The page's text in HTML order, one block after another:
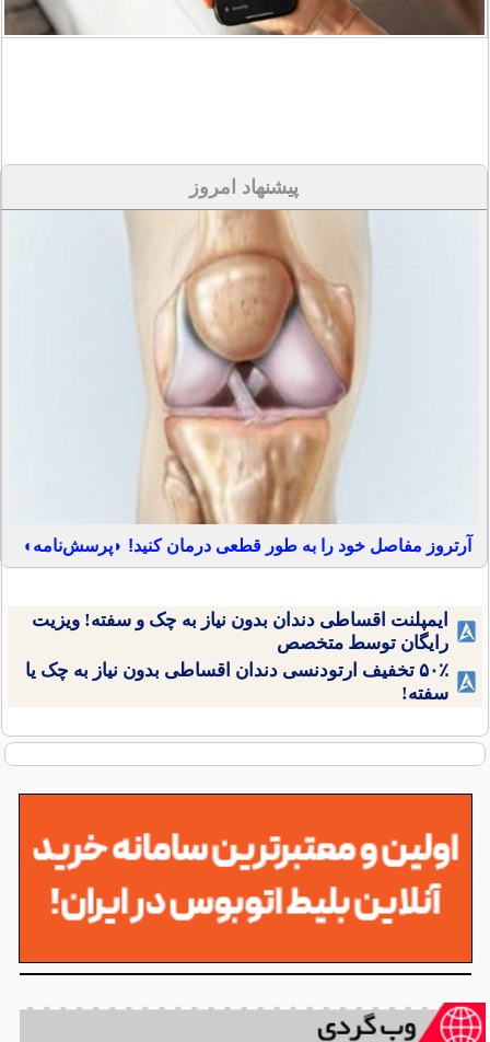
پیشنهاد امروز
آرتروز مفاصل خود را به طور قطعی درمان کنید! ◗پرسش‌نامه◖
ایمپلنت اقساطی دندان بدون نیاز به چک و سفته! ویزیت
رایگان توسط متخصص
۵۰٪ تخفیف ارتودنسی دندان اقساطی بدون نیاز به چک یا
سفته!